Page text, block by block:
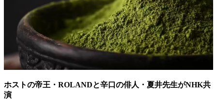
ホストの帝王・ROLANDと辛口の俳人・夏井先生がNHK共
演